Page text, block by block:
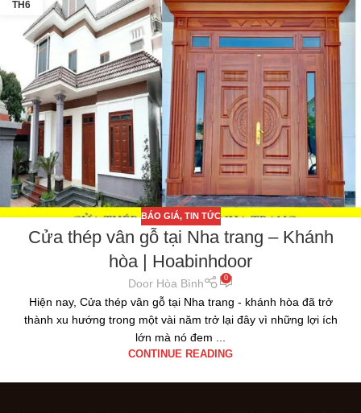
TH6
BÁO GIÁ, TIN TỨC
Cửa thép vân gỗ tại Nha trang – Khánh
hòa | Hoabinhdoor
Door Hòa Bình 0
Hiện nay, Cửa thép vân gỗ tại Nha trang - khánh hòa đã trở
thành xu hướng trong một vài năm trở lại đây vì những lợi ích
lớn mà nó đem ...
CONTINUE READING